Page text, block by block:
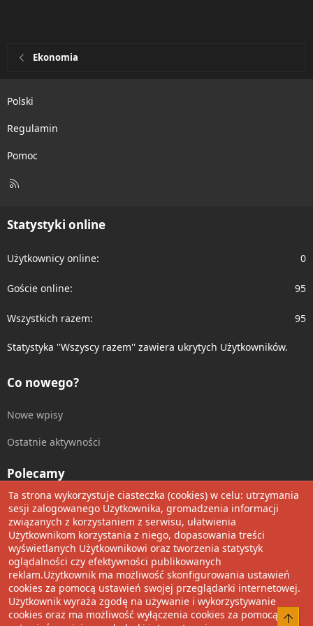
Ekonomia
Polski
Regulamin
Pomoc
R
Statystyki online
Użytkownicy online 0
Goście online 95
Wszystkich razem 95
Statystyka ''Wszyscy razem'' zawiera ukrytych Użytkowników.
Co nowego?
Nowe wpisy
Ostatnie aktywności
Polecamy
Wolnościowe cytaty
Udostępnij
Facebook
TwitterRedditPinterest
TumblrWhatsApp
Umieść Link
Community platform by XenForo® © 2010-2022 XenForo Ltd.
Ta strona wykorzystuje ciasteczka (cookies) w celu: utrzymania
sesji zalogowanego Użytkownika, gromadzenia informacji
związanych z korzystaniem z serwisu, ułatwienia
Użytkownikom korzystania z niego, dopasowania treści
wyświetlanych Użytkownikowi oraz tworzenia statystyk
oglądalności czy efektywności publikowanych
reklam.Użytkownik ma możliwość skonfigurowania ustawień
cookies za pomocą ustawień swojej przeglądarki internetowej.
Użytkownik wyraża zgodę na używanie i wykorzystywanie
cookies oraz ma możliwość wyłączenia cookies za pomocą